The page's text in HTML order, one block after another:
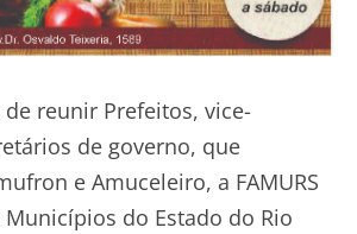
reunir Prefeitos, vice-
de governo, que
e Amuceleiro, a FAMURS
Municípios do Estado do Rio